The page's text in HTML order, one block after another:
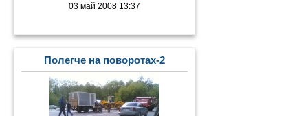
03 май 2008 13:37
Полегче на поворотах-2